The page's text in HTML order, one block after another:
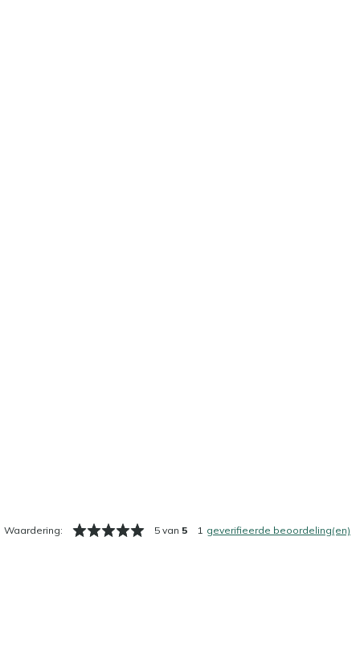
Waardering: 5 van 5 1 geverifieerde beoordeling(en)